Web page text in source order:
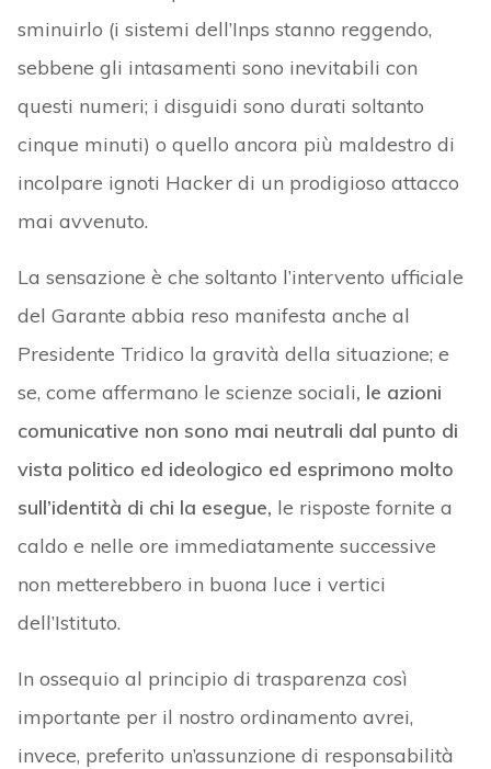
sminuirlo (i sistemi dell’Inps stanno reggendo,
sebbene gli intasamenti sono inevitabili con
questi numeri; i disguidi sono durati soltanto
cinque minuti) o quello ancora più maldestro di
incolpare ignoti Hacker di un prodigioso attacco
mai avvenuto.
La sensazione è che soltanto l’intervento ufficiale
del Garante abbia reso manifesta anche al
Presidente Tridico la gravità della situazione; e
se, come affermano le scienze sociali, le azioni
comunicative non sono mai neutrali dal punto di
vista politico ed ideologico ed esprimono molto
sull’identità di chi la esegue, le risposte fornite a
caldo e nelle ore immediatamente successive
non metterebbero in buona luce i vertici
dell’Istituto.
In ossequio al principio di trasparenza così
importante per il nostro ordinamento avrei,
invece, preferito un’assunzione di responsabilità